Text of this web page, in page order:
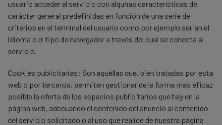
usuario acceder al servicio con algunas características de
carácter general predefinidas en función de una serie de
criterios en el terminal del usuario como por ejemplo serian el
idioma o el tipo de navegador a través del cual se conecta al
servicio.
Cookies publicitarias: Son aquéllas que, bien tratadas por esta
web o por terceros, permiten gestionar de la forma más eficaz
posible la oferta de los espacios publicitarios que hay en la
página web, adecuando el contenido del anuncio al contenido
del servicio solicitado o al uso que realice de nuestra página